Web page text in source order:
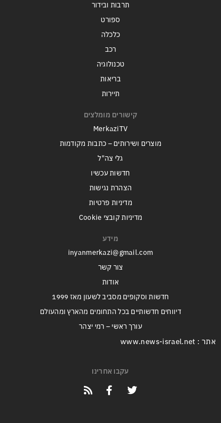
תרבות ובידור
ספורט
כלכלה
רכב
טכנולוגיה
בריאות
תיירות
קישורים מומלצים
MerkaziTV
מוצרים ושירותים – כתבות מקודמות
גלי צה"ל
חדשות עכשיו
הצהרת נגישות
מדיניות פרטיות
מדיניות קובצי Cookie
מידע
inyanmerkazi@gmail.com
צור קשר
אודות
חדשות וסקופים מסביב לשעון מאז 1999
דיווחים חדשותיים בכל התחומים מהארץ ומהעולם
עורך ראשי – רמי יצהר
אתר : www.news-israel.net
עקבו אחרינו